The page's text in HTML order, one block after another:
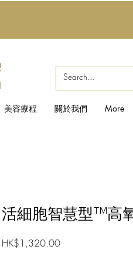
美容療程 關於我們 More
活細胞智慧型™高
HK$1,320.00價